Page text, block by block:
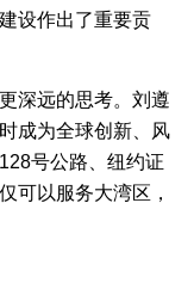
设作出了重要贡
深远的思考。刘遵
成为全球创新、风
号公路、纽约证
可以服务大湾区，